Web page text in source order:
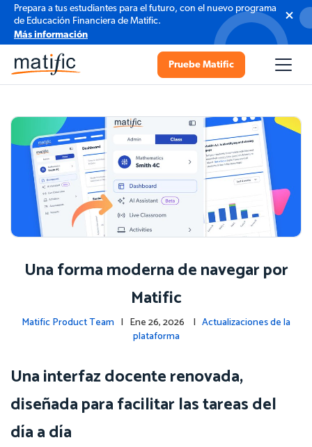
Prepara a tus estudiantes para el futuro, con el nuevo programa
de Educación Financiera de Matific.
Más información
Pruebe Matific
Una forma moderna de navegar por
Matific
Matific Product Team | Ene 26, 2026 | Actualizaciones de la
plataforma
Una interfaz docente renovada,
diseñada para facilitar las tareas del
día a día